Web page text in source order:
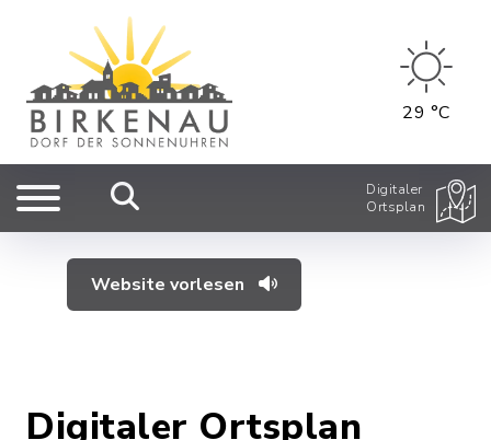
29 °C
Digitaler
Ortsplan
Website vorlesen
Digitaler Ortsplan